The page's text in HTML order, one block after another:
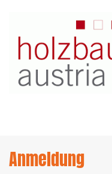
Anmeldung